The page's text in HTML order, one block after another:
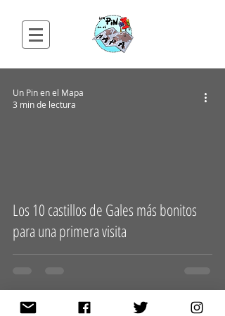
Los 10 castillos de Gales más bonitos
para una primera visita
Un Pin en el Mapa
3 min de lectura